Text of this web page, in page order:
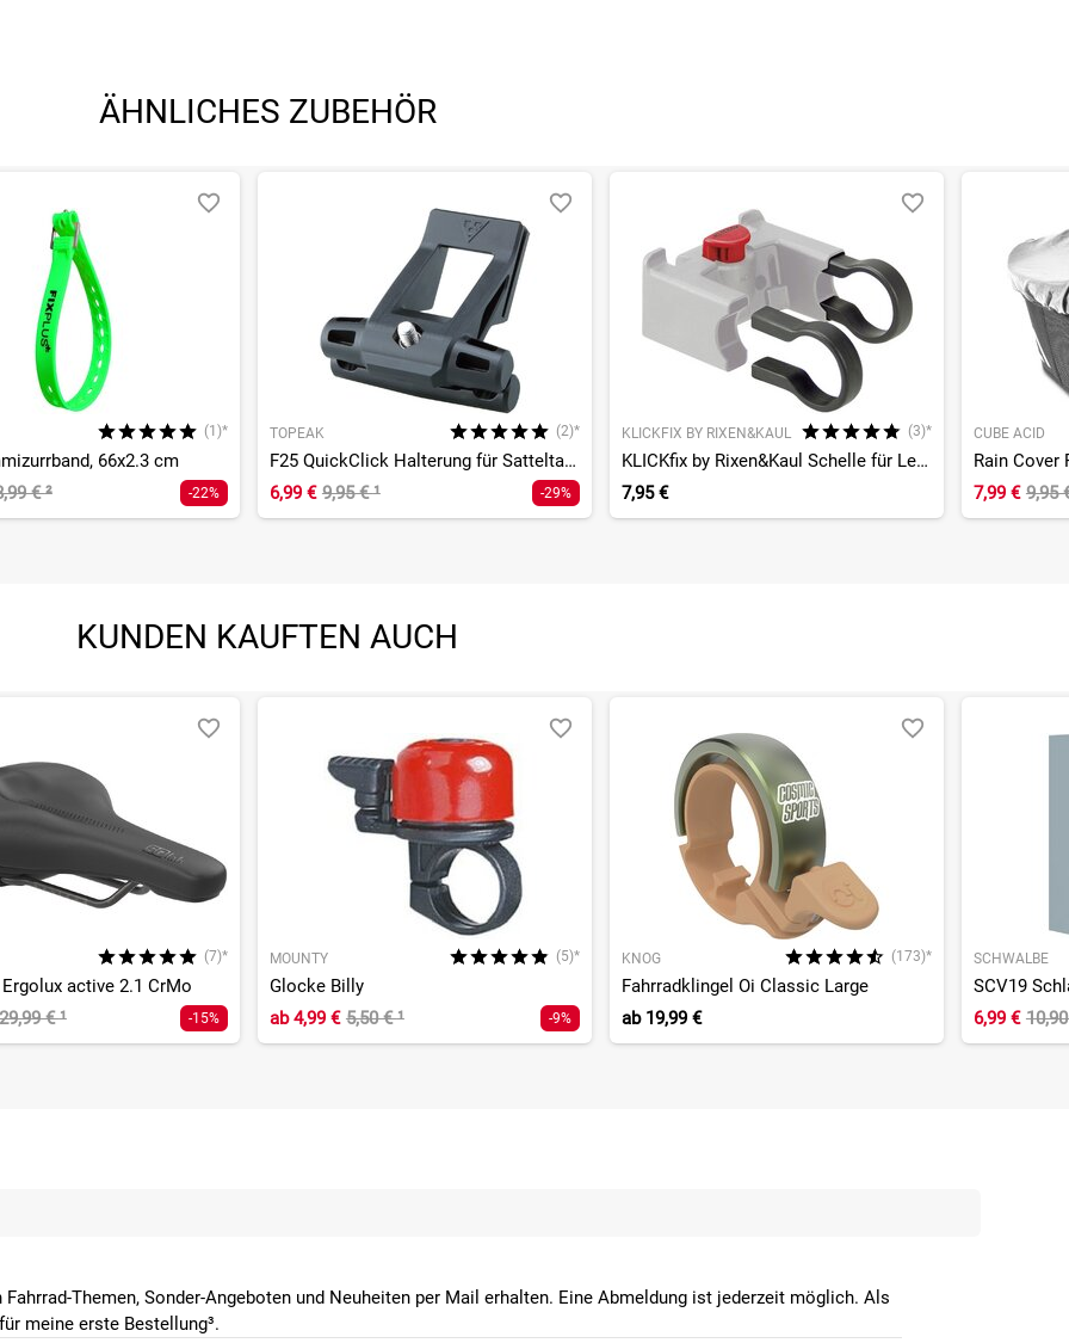
ÄHNLICHES ZUBEHÖR
(1)*
66x2.3 cm
€² -22%
TOPEAK (2)*
F25 QuickClick Halterung für Satteltaschen
6,99 € 9,95 €¹ -29%
KLICKFIX BY RIXEN&KAUL (3)*
KLICKfix by Rixen&Kaul Schelle für Lenkeradapter Oversize (31,8 mm)
7,95 €
CUBE ACID
7,99 € 9,95
KUNDEN KAUFTEN AUCH
(7)*
active 2.1 CrMo
€¹ -15%
MOUNTY (5)*
Glocke Billy
ab4,99 € 5,50 €¹ -9%
KNOG (173)*
Fahrradklingel Oi Classic Large
ab19,99 €
SCHWALBE
SCV19
6,99 €
Themen, Sonder-Angeboten und Neuheiten per Mail erhalten. Eine Abmeldung ist jederzeit möglich. Als
meine erste Bestellung³.